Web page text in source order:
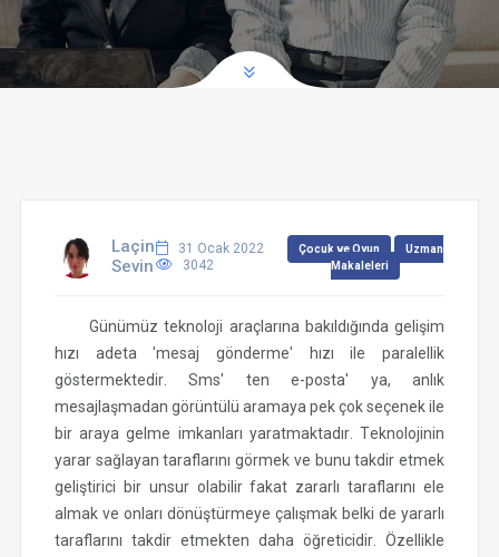
Laçin
Sevin
31 Ocak 2022
3042
Çocuk ve Oyun
Uzman
Makaleleri
Günümüz teknoloji araçlarına bakıldığında gelişim
hızı adeta 'mesaj gönderme' hızı ile paralellik
göstermektedir. Sms' ten e-posta' ya, anlık
mesajlaşmadan görüntülü aramaya pek çok seçenek ile
bir araya gelme imkanları yaratmaktadır. Teknolojinin
yarar sağlayan taraflarını görmek ve bunu takdir etmek
geliştirici bir unsur olabilir fakat zararlı taraflarını ele
almak ve onları dönüştürmeye çalışmak belki de yararlı
taraflarını takdir etmekten daha öğreticidir. Özellikle